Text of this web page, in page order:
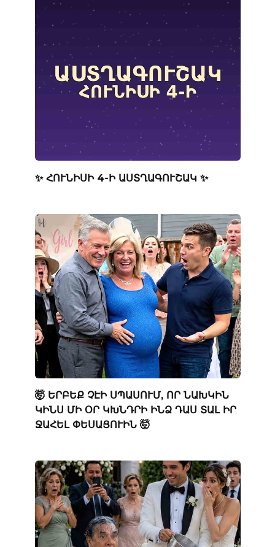
✨ ՀՈՒՆԻՍԻ 4-Ի ԱՍՏՂԱԳՈՒՇԱԿ ✨
🤯 ԵՐԲԵՔ ՉԷԻ ՍՊԱՍՈՒՄ, ՈՐ ՆԱԽԿԻՆ
ԿԻՆՍ ՄԻ ՕՐ ԿԽՆԴՐԻ ԻՆՁ ԴԱՍ ՏԱԼ ԻՐ
ՋԱՀԵԼ ՓԵՍԱՑՈՒԻՆ 🤯